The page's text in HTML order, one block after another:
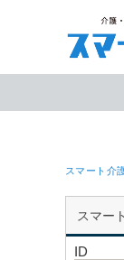
スマート介
スマー
ID